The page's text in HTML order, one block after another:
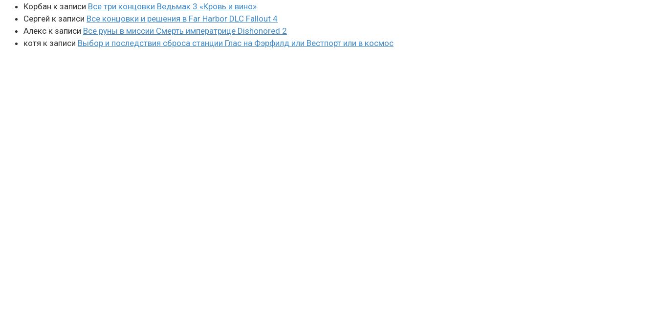
Корбан к записи Все три концовки Ведьмак 3 «Кровь и вино»
Сергей к записи Все концовки и решения в Far Harbor DLC Fallout 4
Алекс к записи Все руны в миссии Смерть императрице Dishonored 2
котя к записи Выбор и последствия сброса станции Глас на Фэрфилд или Вестпорт или в космос